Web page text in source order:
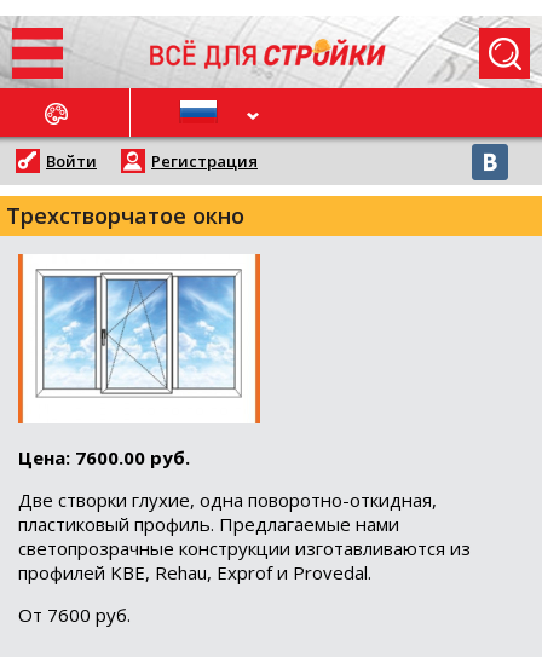
НОВОСТИ
Войти Регистрация
Трехстворчатое окно
Цена: 7600.00 руб.
Две створки глухие, одна поворотно-откидная,
пластиковый профиль. Предлагаемые нами
светопрозрачные конструкции изготавливаются из
профилей KBE, Rehau, Exprof и Provedal.
От 7600 руб.